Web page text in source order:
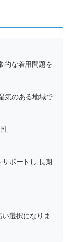
的な着用問題を
気のある地域で
ポートし,長期
選択になりま